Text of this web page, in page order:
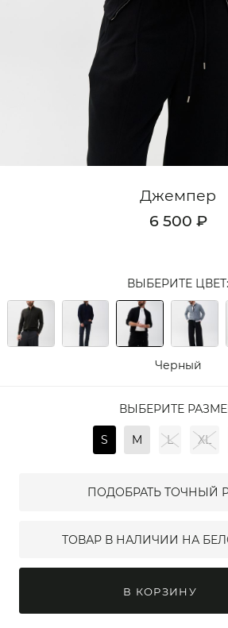
Джемпер
6 500 ₽
ВЫБЕРИТЕ ЦВЕТ:
Черный
ВЫБЕРИТЕ
S M L XL
ПОДОБРАТЬ ТОЧНЫЙ
ТОВАР В НАЛИЧИИ НА
В КОРЗИНУ
Комплекты
Лонгсливы
Аксессуары